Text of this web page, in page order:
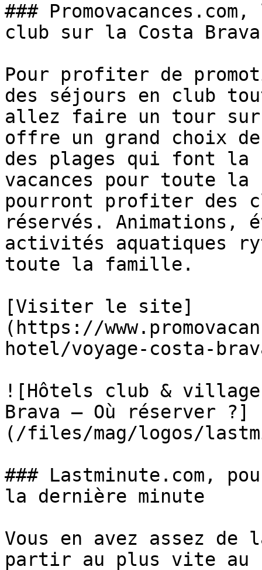
###
club sur la Costa Brava
Pour profiter de
des séjours en club
allez faire un tour sur
offre un grand choix
des plages qui font la
vacances pour toute
pourront profiter des
réservés. Animations,
activités aquatiques
toute la famille.
[Visiter le site]
(https://
hotel/voyage-costa-
![Hôtels club &
Brava – Où réserver ?]
(/files/mag/logos/
### Lastminute.com,
la dernière minute
Vous en avez assez
partir au plus vite au